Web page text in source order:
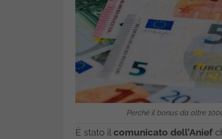
Perché il bonus da oltre
È stato il comunicato dell’Anief